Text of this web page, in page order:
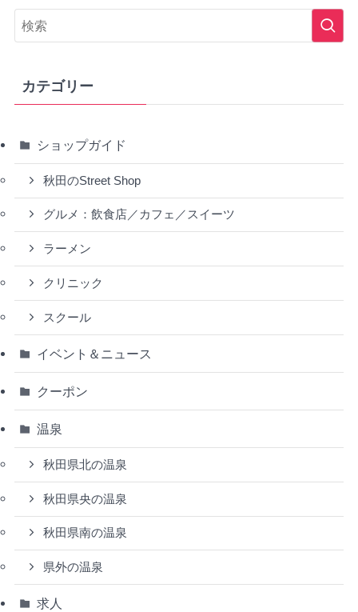
カテゴリー
ショップガイド
秋田のStreet Shop
グルメ：飲食店／カフェ／スイーツ
ラーメン
クリニック
スクール
イベント＆ニュース
クーポン
温泉
秋田県北の温泉
秋田県央の温泉
秋田県南の温泉
県外の温泉
求人